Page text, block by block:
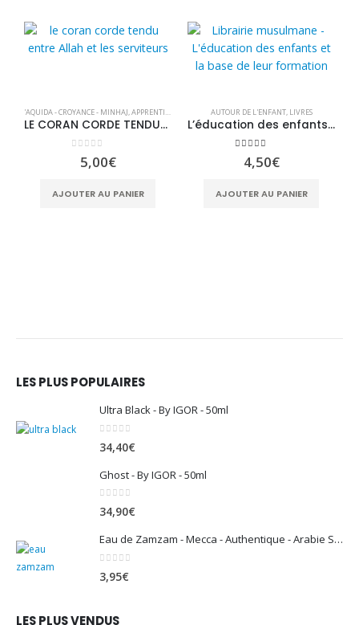
'AQUIDA - CROYANCE - MINHAJ,APPRENTISSAGE CORAN & TAFSIR,FIQH - JURISPRUDENCE
LE CORAN CORDE TENDUE ENTRE ALLAH ET LES HOMMES – ABD AL-RAZZAQ AL-BADR – EDITIONS TABARI
sur 5
5,00€
AJOUTER AU PANIER
AUTOUR DE L'ENFANT, LIVRES
L’éducation des enfants et la base de leur formation
5.00 sur 5
4,50€
AJOUTER AU PANIER
LES PLUS POPULAIRES
Ultra Black - By IGOR - 50ml
34,40€
Ghost - By IGOR - 50ml
0 sur 5
34,90€
Eau de Zamzam - Mecca - Authentique - Arabie Saoudite - 500 ml
3,95€
LES PLUS VENDUS